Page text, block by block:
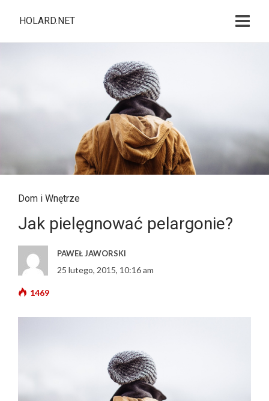
HOLARD.NET
Dom i Wnętrze
Jak pielęgnować pelargonie?
PAWEŁ JAWORSKI
25 lutego, 2015, 10:16 am
1469